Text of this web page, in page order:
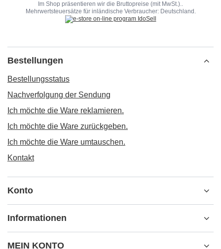
Im Shop präsentieren wir die Bruttopreise (mit MwSt.)..
Mehrwertsteuersätze für inländische Verbraucher: Deutschland .
Bestellungen
Bestellungsstatus
Nachverfolgung der Sendung
Ich möchte die Ware reklamieren.
Ich möchte die Ware zurückgeben.
Ich möchte die Ware umtauschen.
Kontakt
Konto
Informationen
MEIN KONTO